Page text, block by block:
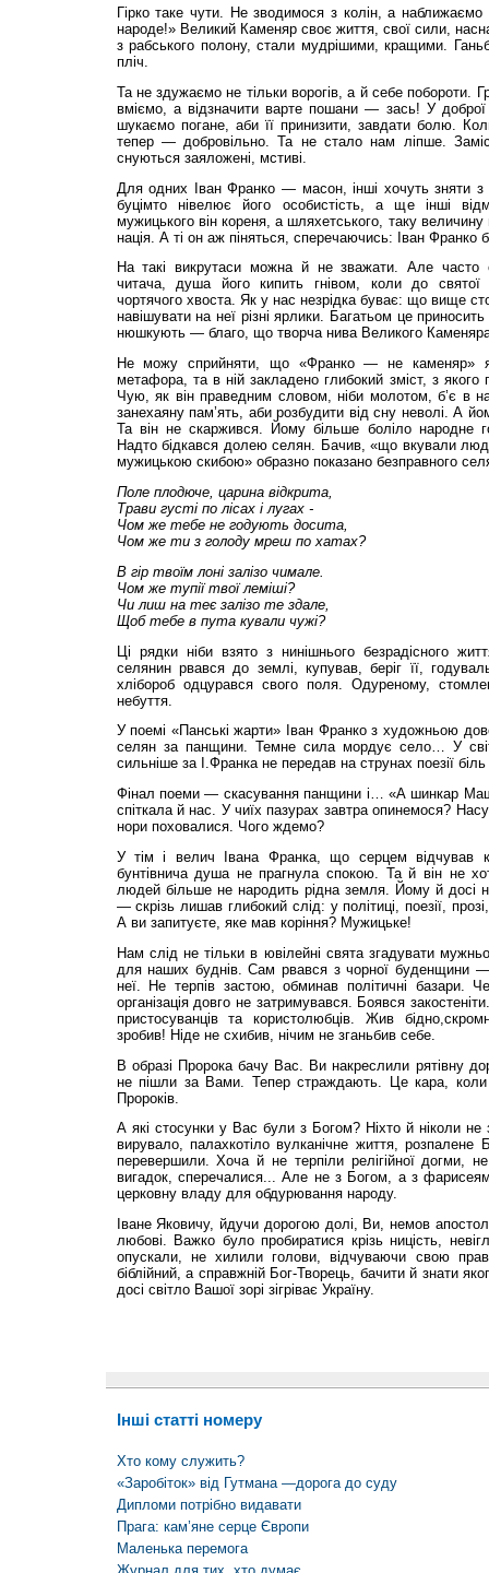
Гірко таке чути. Не зводимося з колін, а
народе!» Великий Каменяр своє життя, свої сили,
з рабського полону, стали мудрішими, кращими.
пліч.
Та не здужаємо не тільки ворогів, а й себе побороти.
вміємо, а відзначити варте пошани — зась! У
шукаємо погане, аби її принизити, завдати болю.
тепер — добровільно. Та не стало нам ліпше.
снуються заяложені, мстиві.
Для одних Іван Франко — масон, інші хочуть зняти
буцімто нівелює його особистість, а ще інші
мужицького він кореня, а шляхетського, таку величину
нація. А ті он аж піняться, сперечаючись: Іван Франко
На такі викрутаси можна й не зважати. Але часто
читача, душа його кипить гнівом, коли до
чортячого хвоста. Як у нас незрідка буває: що вище
навішувати на неї різні ярлики. Багатьом це
нюшкують — благо, що творча нива Великого
Не можу сприйняти, що «Франко — не каменяр»
метафора, та в ній закладено глибокий зміст, з
Чую, як він праведним словом, ніби молотом, б’є в
занехаяну пам’ять, аби розбудити від сну неволі. А
Та він не скаржився. Йому більше боліло народне
Надто бідкався долею селян. Бачив, «що вкували
мужицькою скибою» образно показано безправного
Поле плодюче, царина відкрита,
Трави густі по лісах і лугах -
Чом же тебе не годують досита,
Чом же ти з голоду мреш по хатах?
В гір твоїм лоні залізо чимале.
Чом же тупії твої леміші?
Чи лиш на теє залізо те здале,
Щоб тебе в пута кували чужі?
Ці рядки ніби взято з нинішнього безрадісного
селянин рвався до землі, купував, беріг її,
хлібороб одцурався свого поля. Одуреному,
небуття.
У поемі «Панські жарти» Іван Франко з художньою
селян за панщини. Темне сила мордує село… У
сильніше за І.Франка не передав на струнах поезії
Фінал поеми — скасування панщини і… «А шинкар
спіткала й нас. У чиїх пазурах завтра опинемося?
нори поховалися. Чого ждемо?
У тім і велич Івана Франка, що серцем відчував
бунтівнича душа не прагнула спокою. Та й він не
людей більше не народить рідна земля. Йому й досі
— скрізь лишав глибокий слід: у політиці, поезії,
А ви запитуєте, яке мав коріння? Мужицьке!
Нам слід не тільки в ювілейні свята згадувати
для наших буднів. Сам рвався з чорної буденщини —
неї. Не терпів застою, обминав політичні базари.
організація довго не затримувався. Боявся
пристосуванців та користолюбців. Жив
зробив! Ніде не схибив, нічим не зганьбив себе.
В образі Пророка бачу Вас. Ви накреслили рятівну
не пішли за Вами. Тепер страждають. Це кара,
Пророків.
А які стосунки у Вас були з Богом? Ніхто й ніколи
вирувало, палахкотіло вулканічне життя,
перевершили. Хоча й не терпіли релігійної догми,
вигадок, сперечалися... Але не з Богом, а з
церковну владу для обдурювання народу.
Іване Яковичу, йдучи дорогою долі, Ви, немов
любові. Важко було пробиратися крізь ницість,
опускали, не хилили голови, відчуваючи свою
біблійний, а справжній Бог-Творець, бачити й знати
досі світло Вашої зорі зігріває Україну.
Інші статті номеру
Хто кому служить?
«Заробіток» від Гутмана —дорога до суду
Дипломи потрібно видавати
Прага: кам’яне серце Європи
Маленька перемога